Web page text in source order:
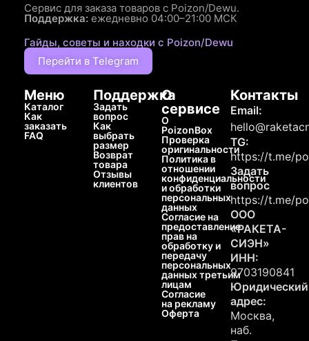
Сервис для заказа товаров с Poizon/Dewu.
Поддержка: ежедневно 04:00–21:00 МСК
Гайды, советы и находки с Poizon/Dewu
Перейти в Telegram
Меню
Каталог
Как
заказать
FAQ
Поддержка
Задать
вопрос
Как
выбрать
размер
Возврат
товара
Отзывы
клиентов
О
сервисе
О
PoizonBox
Проверка
оригинальности
Политика в
отношении
конфиденциальности
и обработки
персональных
данных
Согласие на
предоставление
прав на
обработку и
передачу
персональных
данных третьим
лицам
Согласие
на рекламу
Оферта
Контакты
Email:
TG:
https://t.me/
Задать
вопрос
https://t.me/
ООО
«РАКЕТА-
СИЭН»
ИНН:
9703190841
Юридический
адрес:
Москва,
наб.